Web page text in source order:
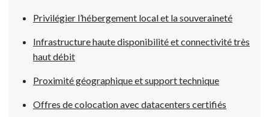
Privilégier l’hébergement local et la souveraineté
Infrastructure haute disponibilité et connectivité très
haut débit
Proximité géographique et support technique
Offres de colocation avec datacenters certifiés